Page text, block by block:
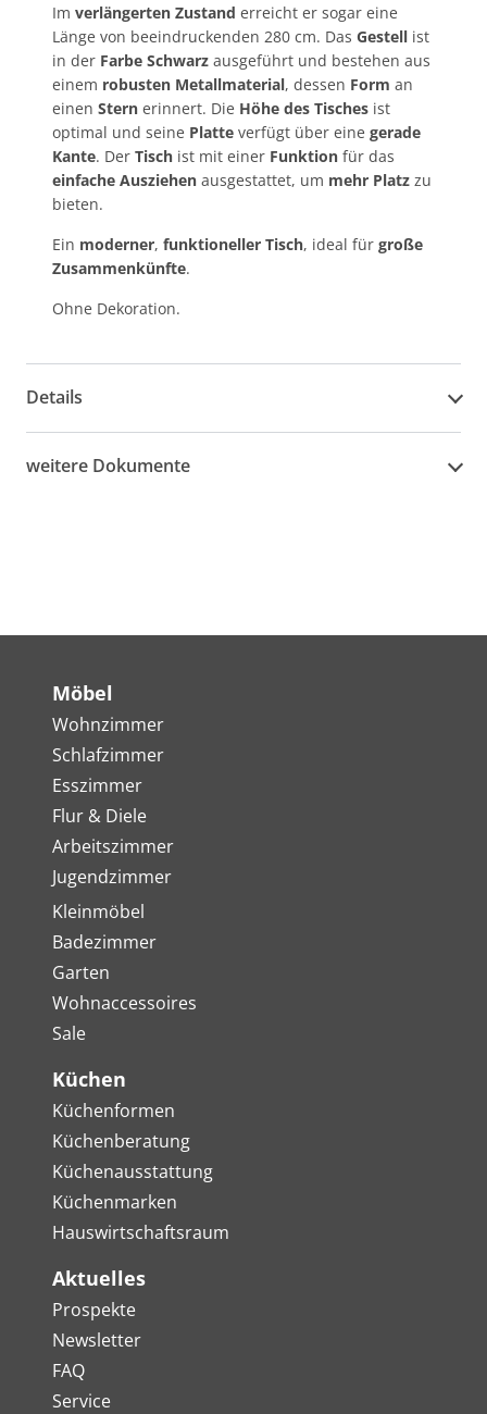
Im verlängerten Zustand erreicht er sogar eine
Länge von beeindruckenden 280 cm. Das Gestell ist
in der Farbe Schwarz ausgeführt und bestehen aus
einem robusten Metallmaterial, dessen Form an
einen Stern erinnert. Die Höhe des Tisches ist
optimal und seine Platte verfügt über eine gerade
Kante. Der Tisch ist mit einer Funktion für das
einfache Ausziehen ausgestattet, um mehr Platz zu
bieten.
Ein moderner, funktioneller Tisch, ideal für große
Zusammenkünfte.
Ohne Dekoration.
Details
weitere Dokumente
Möbel
Wohnzimmer
Schlafzimmer
Esszimmer
Flur & Diele
Arbeitszimmer
Jugendzimmer
Kleinmöbel
Badezimmer
Garten
Wohnaccessoires
Sale
Küchen
Küchenformen
Küchenberatung
Küchenausstattung
Küchenmarken
Hauswirtschaftsraum
Aktuelles
Prospekte
Newsletter
FAQ
Service